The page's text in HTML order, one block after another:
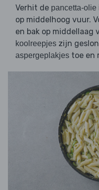
Verhit de pancetta-olie
op middelhoog vuur.
en bak op
koolreepjes zijn
aspergeplakjes toe en